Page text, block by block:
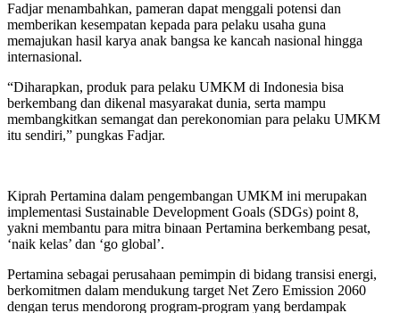
Fadjar menambahkan, pameran dapat menggali potensi dan
memberikan kesempatan kepada para pelaku usaha guna
memajukan hasil karya anak bangsa ke kancah nasional hingga
internasional.
“Diharapkan, produk para pelaku UMKM di Indonesia bisa
berkembang dan dikenal masyarakat dunia, serta mampu
membangkitkan semangat dan perekonomian para pelaku UMKM
itu sendiri,” pungkas Fadjar.
Kiprah Pertamina dalam pengembangan UMKM ini merupakan
implementasi Sustainable Development Goals (SDGs) point 8,
yakni membantu para mitra binaan Pertamina berkembang pesat,
‘naik kelas’ dan ‘go global’.
Pertamina sebagai perusahaan pemimpin di bidang transisi energi,
berkomitmen dalam mendukung target Net Zero Emission 2060
dengan terus mendorong program-program yang berdampak